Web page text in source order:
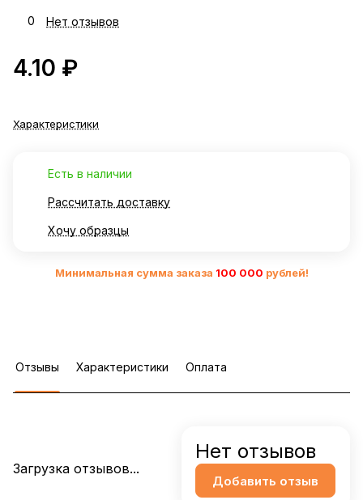
0 Нет отзывов
4.10 ₽
Характеристики
Есть в наличии
Рассчитать доставку
Хочу образцы
Минимальная сумма заказа 100 000 рублей!
Отзывы Характеристики Оплата
Загрузка отзывов...
Нет отзывов
Добавить отзыв